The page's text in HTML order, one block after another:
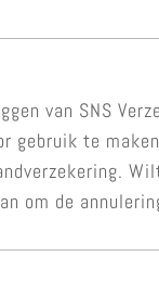
van SNS
gebruik te
om de